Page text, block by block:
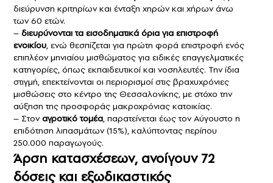
διεύρυνση κριτηρίων και ένταξη χηρών και χήρων άνω
των 60 ετών.
– διευρύνονται τα εισοδηματικά όρια για επιστροφή
ενοικίου, ενώ θεσπίζεται για πρώτη φορά επιστροφή ενός
επιπλέον μηνιαίου μισθώματος για ειδικές επαγγελματικές
κατηγορίες, όπως εκπαιδευτικοί και νοσηλευτές. Την ίδια
στιγμή, επεκτείνονται οι περιορισμοί στις βραχυχρόνιες
μισθώσεις στο κέντρο της Θεσσαλονίκης, με στόχο την
αύξηση της προσφοράς μακροχρόνιας κατοικίας.
– Στοναγροτικό τομέα, παρατείνεται έως τον Αύγουστο η
επιδότηση λιπασμάτων (15%), καλύπτοντας περίπου
250.000 παραγωγούς.
Άρση κατασχέσεων, ανοίγουν 72
δόσεις και εξωδικαστικός